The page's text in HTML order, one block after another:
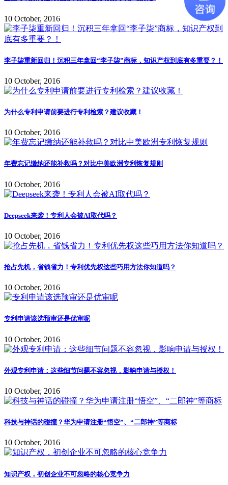
10 October, 2016
李子柒重新回归！沉积三年拿回“李子柒”商标，知识产权到底有多重要？！
10 October, 2016
为什么专利申请前要进行专利检索？建议收藏！
10 October, 2016
年费忘记缴纳还能补救吗？对比中美欧洲专利恢复规则
10 October, 2016
Deepseek来袭！专利人会被AI取代吗？
10 October, 2016
抢占先机，省钱省力！专利优先权这些巧用方法你知道吗？
10 October, 2016
专利申请该选预审还是优审呢
10 October, 2016
外观专利申请：这些细节问题不容忽视，影响申请与授权！
10 October, 2016
科技与神话的碰撞？华为申请注册“悟空”、“二郎神”等商标
10 October, 2016
知识产权，初创企业不可忽略的核心竞争力